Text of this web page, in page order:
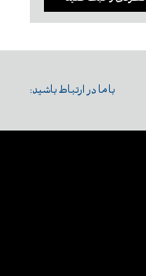
با ما در ارتباط باشید: